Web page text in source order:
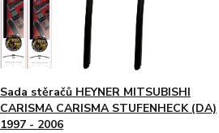
Sada stěračů HEYNER MITSUBISHI
CARISMA CARISMA STUFENHECK (DA)
1997 - 2006